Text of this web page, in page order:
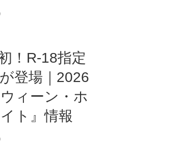
！R-18指定
が登場｜2026
ィーン・ホ
ト』情報